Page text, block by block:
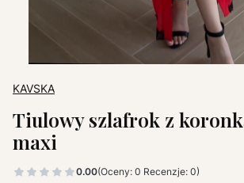
KAVSKA
Tiulowy szlafrok z
maxi
0.00(Oceny: 0 Recenzje: 0)